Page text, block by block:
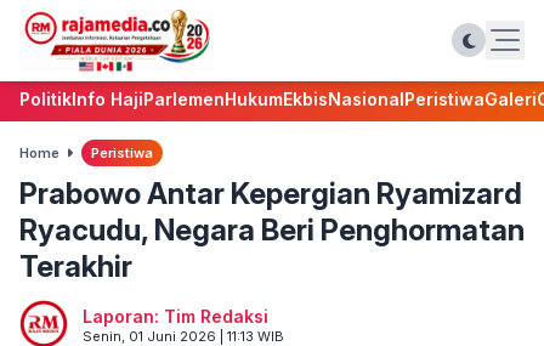
PolitikInfo HajiParlemenHukumEkbisNasionalPeristiwaGaleri
Home Peristiwa
Prabowo Antar Kepergian Ryamizard
Ryacudu, Negara Beri Penghormatan
Terakhir
Laporan: Tim Redaksi
Senin, 01 Juni 2026 | 11:13 WIB